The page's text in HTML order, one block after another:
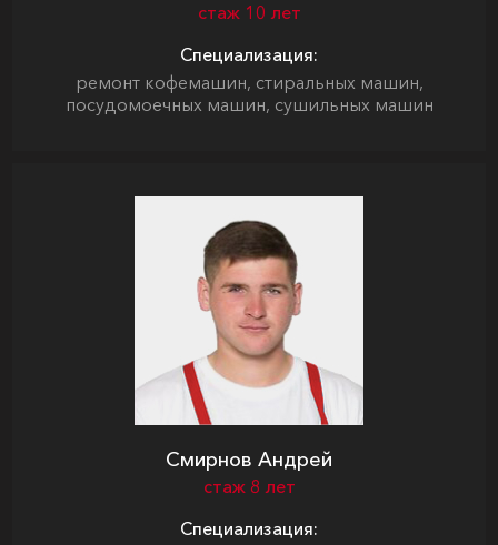
стаж 10 лет
Специализация:
ремонт кофемашин, стиральных машин,
посудомоечных машин, сушильных машин
Смирнов Андрей
стаж 8 лет
Специализация: